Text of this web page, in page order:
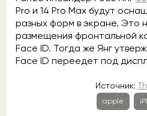
Pro и 14 Pro Max будут
разных форм в экране. Это
размещения фронтальной
Face ID. Тогда же Янг
Face ID переедет под
Источник:
apple